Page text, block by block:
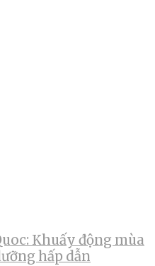
Khuấy động mùa
hấp dẫn